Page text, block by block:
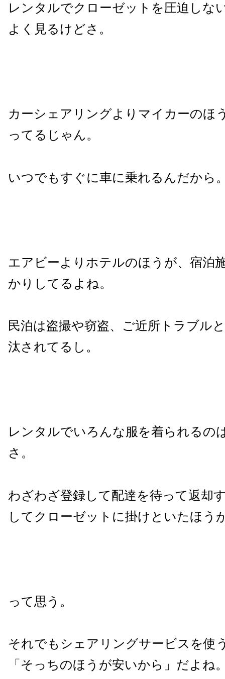
レンタルでクローゼットを圧迫しな
よく見るけどさ。
カーシェアリングよりマイカーのほ
ってるじゃん。
いつでもすぐに車に乗れるんだから
エアビーよりホテルのほうが、宿泊
かりしてるよね。
民泊は盗撮や窃盗、ご近所トラブル
汰されてるし。
レンタルでいろんな服を着られるの
さ。
わざわざ登録して配達を待って返却
してクローゼットに掛けといたほう
って思う。
それでもシェアリングサービスを使
「そっちのほうが安いから」だよね